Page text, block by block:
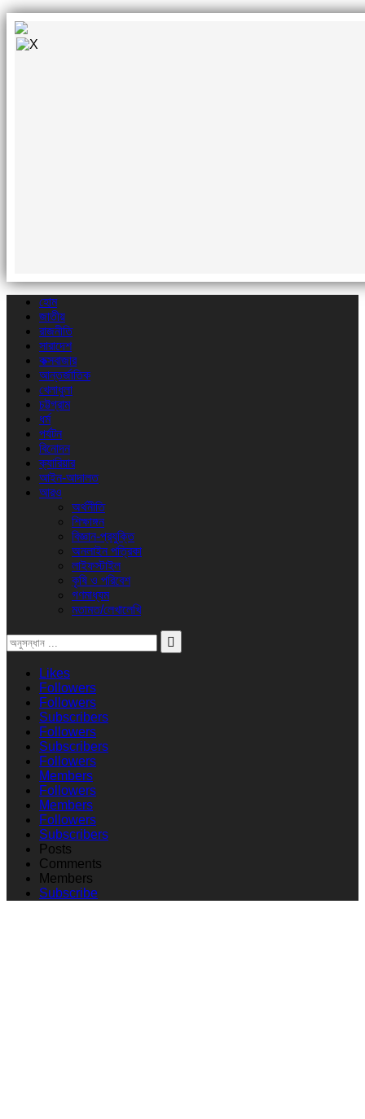
হোম
জাতীয়
রাজনীতি
সারাদেশ
কক্সবাজার
আন্তর্জাতিক
খেলাধুলা
চট্টগ্রাম
ধর্ম
পর্যটন
বিনোদন
ক্যারিয়ার
আইন-আদালত
আরও
অর্থনীতি
শিক্ষাঙ্গন
বিজ্ঞান-প্রযুক্তি
অনলাইন পত্রিকা
লাইফস্টাইল
কৃষি ও পরিবেশ
গণমাধ্যম
মতামত/লেখালেখি
Likes
Followers
Followers
Subscribers
Followers
Subscribers
Followers
Members
Followers
Members
Followers
Subscribers
Posts
Comments
Members
Subscribe